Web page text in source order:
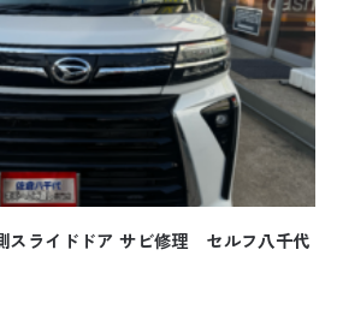
ライドドア サビ修理 セルフ八千代